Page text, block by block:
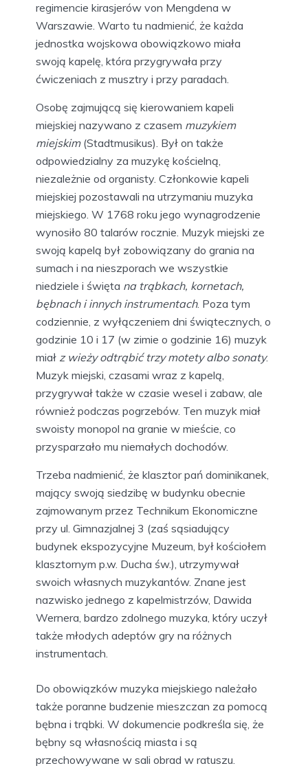
regimencie kirasjerów von Mengdena w
Warszawie. Warto tu nadmienić, że każda
jednostka wojskowa obowiązkowo miała
swoją kapelę, która przygrywała przy
ćwiczeniach z musztry i przy paradach.
Osobę zajmującą się kierowaniem kapeli
miejskiej nazywano z czasem muzykiem
miejskim (Stadtmusikus). Był on także
odpowiedzialny za muzykę kościelną,
niezależnie od organisty. Członkowie kapeli
miejskiej pozostawali na utrzymaniu muzyka
miejskiego. W 1768 roku jego wynagrodzenie
wynosiło 80 talarów rocznie. Muzyk miejski ze
swoją kapelą był zobowiązany do grania na
sumach i na nieszporach we wszystkie
niedziele i święta na trąbkach, kornetach,
bębnach i innych instrumentach. Poza tym
codziennie, z wyłączeniem dni świątecznych, o
godzinie 10 i 17 (w zimie o godzinie 16) muzyk
miał z wieży odtrąbić trzy motety albo sonaty.
Muzyk miejski, czasami wraz z kapelą,
przygrywał także w czasie wesel i zabaw, ale
również podczas pogrzebów. Ten muzyk miał
swoisty monopol na granie w mieście, co
przysparzało mu niemałych dochodów.
Trzeba nadmienić, że klasztor pań dominikanek,
mający swoją siedzibę w budynku obecnie
zajmowanym przez Technikum Ekonomiczne
przy ul. Gimnazjalnej 3 (zaś sąsiadujący
budynek ekspozycyjne Muzeum, był kościołem
klasztornym p.w. Ducha św.), utrzymywał
swoich własnych muzykantów. Znane jest
nazwisko jednego z kapelmistrzów, Dawida
Wernera, bardzo zdolnego muzyka, który uczył
także młodych adeptów gry na różnych
instrumentach.
Do obowiązków muzyka miejskiego należało
także poranne budzenie mieszczan za pomocą
bębna i trąbki. W dokumencie podkreśla się, że
bębny są własnością miasta i są
przechowywane w sali obrad w ratuszu.